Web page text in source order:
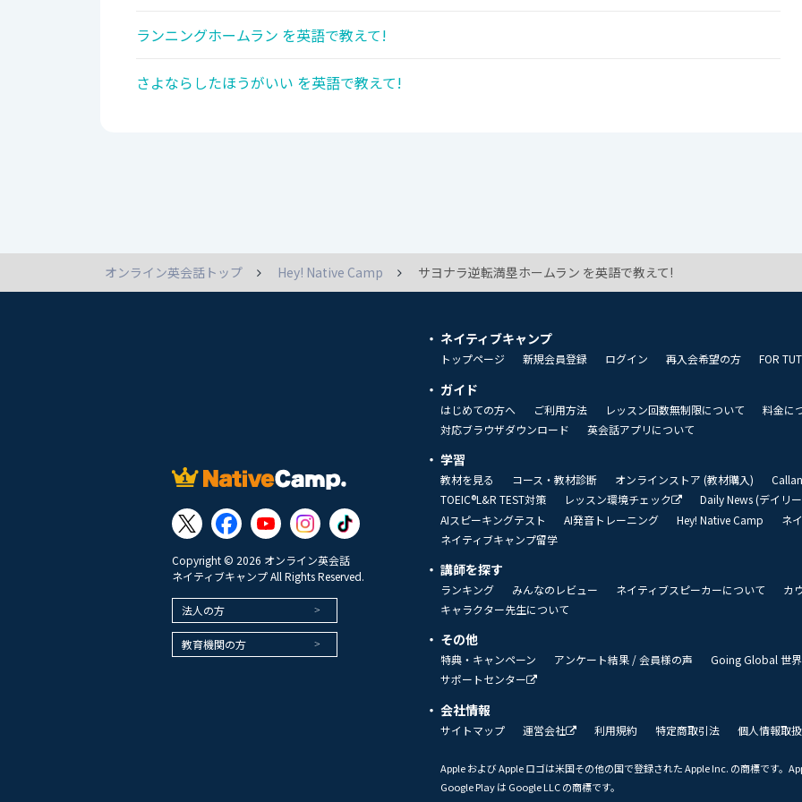
ランニングホームラン を英語で教えて!
さよならしたほうがいい を英語で教えて!
オンライン英会話トップ Hey! Native Camp サヨナラ逆転満塁ホームラン を英語で教えて!
Copyright © 2026 オンライン英会話
ネイティブキャンプ All Rights Reserved.
法人の方
教育機関の方
ネイティブキャンプ
トップページ 新規会員登録 ログイン 再入会希望の方 FOR
ガイド
はじめての方へ ご利用方法 レッスン回数無制限について
料金に
対応ブラウザダウンロード
英会話アプリについて
学習
教材を見る コース・教材診断 オンラインストア (教材購入)
TOEIC®L&R TEST対策
レッスン環境チェック
Daily News (デイリ
AIスピーキングテスト
AI発音トレーニング Hey! Native Camp
ネ
ネイティブキャンプ留学
講師を探す
ランキング みんなのレビュー ネイティブスピーカーについて
カ
キャラクター先生について
その他
特典・キャンペーン アンケート結果 / 会員様の声
Going Global 世
サポートセンター
会社情報
サイトマップ 運営会社 利用規約 特定商取引法 個人情報取
Apple および Apple ロゴは米国その他の国で登録された Apple Inc. の商標です。
Google Play は Google LLC の商標です。